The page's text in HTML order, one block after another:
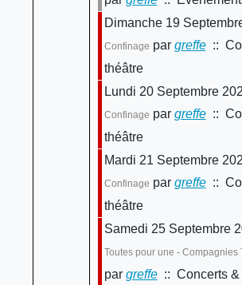
Dimanche 19
Confinage par greffe::
théâtre
Lundi 20 Septembre
Confinage par greffe::
théâtre
Mardi 21 Septembre
Confinage par greffe::
théâtre
Samedi 25 Septembre
Toutes pour une - Compagnies
par greffe:: Concerts &